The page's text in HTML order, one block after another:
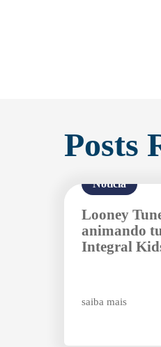
Posts
Notícia
Looney
animando
Integral
saiba mais